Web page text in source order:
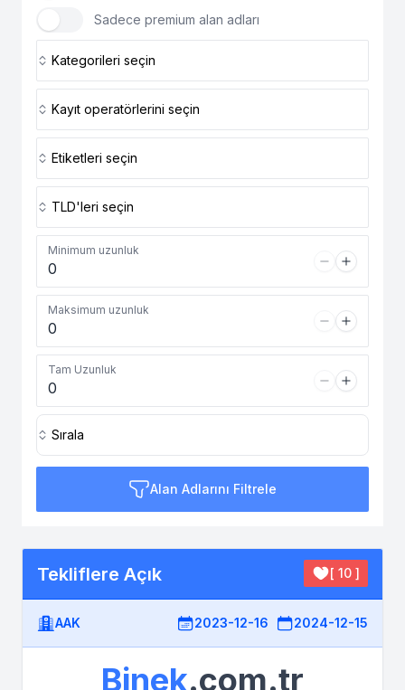
Sadece premium alan adları
Kategorileri seçin
Kayıt operatörlerini seçin
Etiketleri seçin
TLD'leri seçin
Minimum uzunluk
Maksimum uzunluk
Tam Uzunluk
Sırala
Alan Adlarını Filtrele
Tekliflere Açık [ 10 ]
AAK 2023-12-16 2024-12-15
Binek.com.tr